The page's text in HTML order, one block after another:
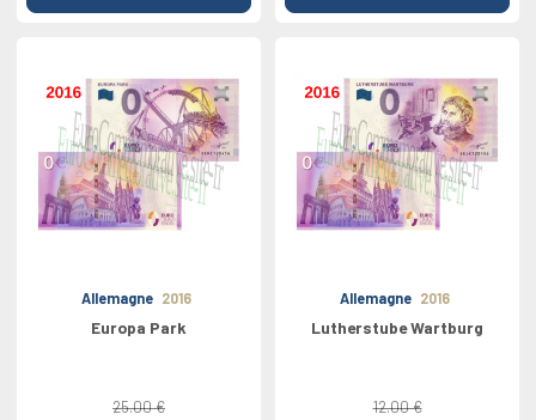
Allemagne 2016
Europa Park
25.00 €
Allemagne 2016
Lutherstube Wartburg
12.00 €